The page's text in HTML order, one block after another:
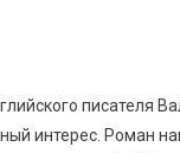
писателя
интерес. Роман